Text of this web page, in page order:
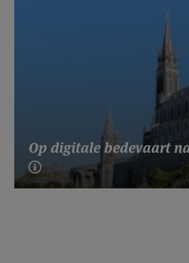
Op digitale bedevaart